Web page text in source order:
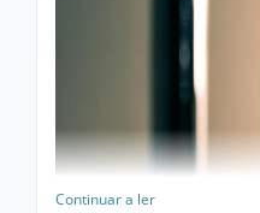
Continuar a ler